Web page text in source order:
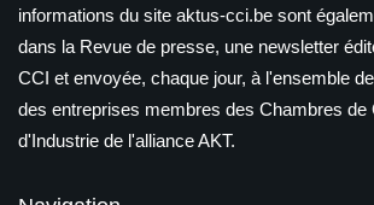
informations du site aktus-cci.be sont
dans la Revue de presse, une newsletter
CCI et envoyée, chaque jour, à l'ensemble
des entreprises membres des Chambres de
d'Industrie de l'alliance AKT.